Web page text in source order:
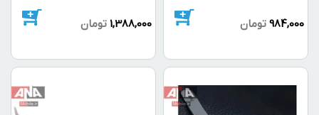
984,000 تومان 1,388,000 تومان